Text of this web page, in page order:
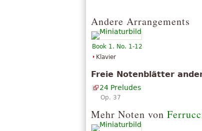
major)
10) Vivace ed energico (in C-
11) Allegretto piacevole "alla
14) Lento, funebre (in E-flat
15) Andatino sostenuto, con
16) Maestoso ed energico (in
18) Allegretto con moto (in F
19) Allegro vivo (in E-flat major)
Andere Arrangements
Book 1. No. 1-12
Klavier
Freie Notenblätter
24 Preludes
Op. 37
Mehr Noten von